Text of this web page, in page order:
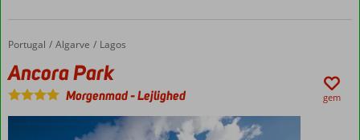
for
poolområde
Forside
Portugal Algarve Lagos
Ancora Park
Ancora Park
Morgenmad-Lejlighed gem